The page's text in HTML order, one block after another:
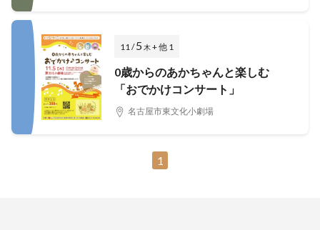
11 /5 木+ 他 1
0歳からのあかちゃんと楽しむ
「おでかけコンサート」
名古屋市東文化小劇場
1